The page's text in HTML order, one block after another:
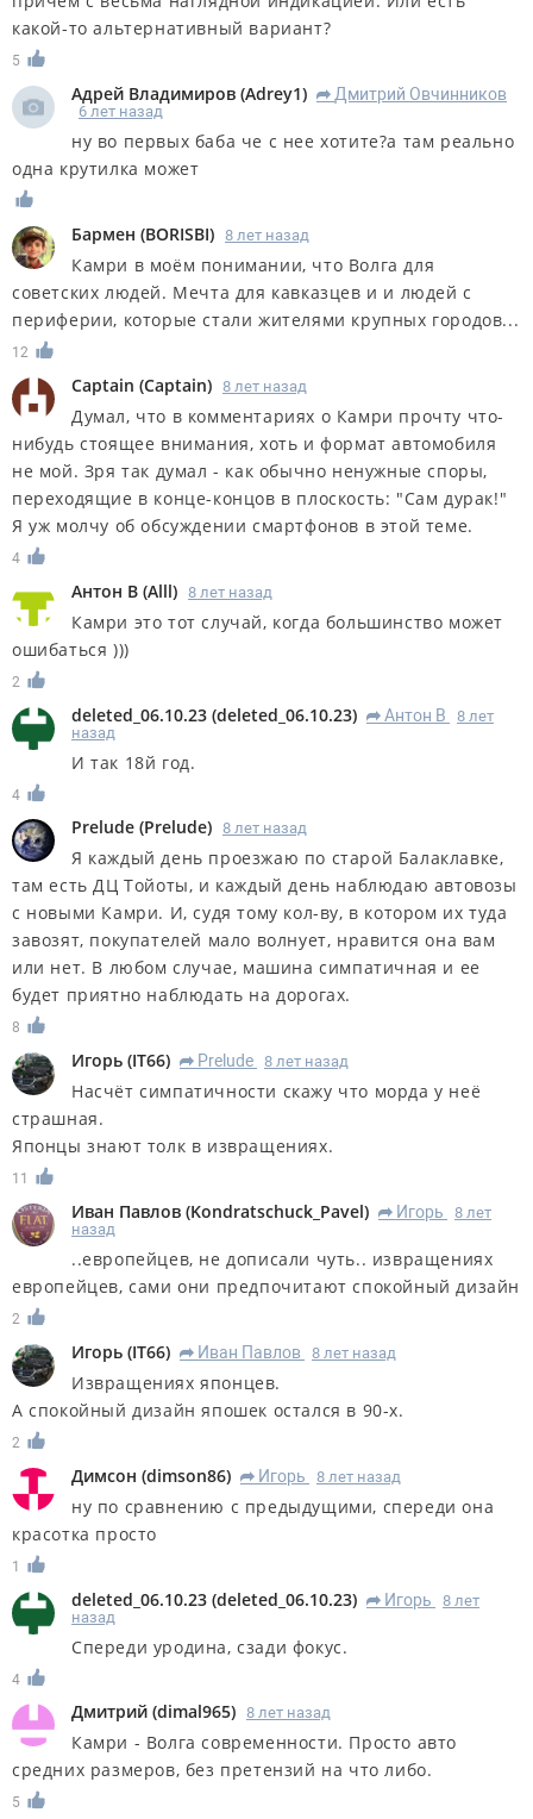
какой-то альтернативный вариант?
5
Адрей Владимиров (Adrey1) R Дмитрий Овчинников
6 лет назад
ну во первых баба че с нее хотите?а там реально
одна крутилка может
Бармен (BORISBI) 8 лет назад
Камри в моём понимании, что Волга для
советских людей. Мечта для кавказцев и и людей с
периферии, которые стали жителями крупных городов...
12
Captain (Captain) 8 лет назад
Думал, что в комментариях о Камри прочту что-
нибудь стоящее внимания, хоть и формат автомобиля
не мой. Зря так думал - как обычно ненужные споры,
переходящие в конце-концов в плоскость: "Сам дурак!"
Я уж молчу об обсуждении смартфонов в этой теме.
4
Антон B (Alll) 8 лет назад
Камри это тот случай, когда большинство может
ошибаться )))
2
deleted_06.10.23 (deleted_06.10.23) R Антон B
8 лет
назад
И так 18й год.
4
Prelude (Prelude) 8 лет назад
Я каждый день проезжаю по старой Балаклавке,
там есть ДЦ Тойоты, и каждый день наблюдаю автовозы
с новыми Камри. И, судя тому кол-ву, в котором их туда
завозят, покупателей мало волнует, нравится она вам
или нет. В любом случае, машина симпатичная и ее
будет приятно наблюдать на дорогах.
8
Игорь (IT66) R Prelude 8 лет назад
Насчёт симпатичности скажу что морда у неё
страшная.
Японцы знают толк в извращениях.
11
Иван Павлов (Kondratschuck_Pavel) R Игорь
8 лет
назад
..европейцев, не дописали чуть.. извращениях
европейцев, сами они предпочитают спокойный дизайн
2
Игорь (IT66) R Иван Павлов 8 лет назад
Извращениях японцев.
А спокойный дизайн япошек остался в 90-х.
2
Димсон (dimson86) R Игорь 8 лет назад
ну по сравнению с предыдущими, спереди она
красотка просто
1
deleted_06.10.23 (deleted_06.10.23) R Игорь
8 лет
назад
Спереди уродина, сзади фокус.
4
Дмитрий (dimal965) 8 лет назад
Камри - Волга современности. Просто авто
средних размеров, без претензий на что либо.
5